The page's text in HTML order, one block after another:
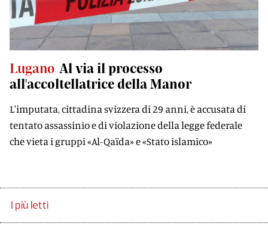
Lugano Al via il processo
all'accoltellatrice della Manor
L'imputata, cittadina svizzera di 29 anni, è accusata di
tentato assassinio e di violazione della legge federale
che vieta i gruppi «Al-Qaïda» e «Stato islamico»
I più letti